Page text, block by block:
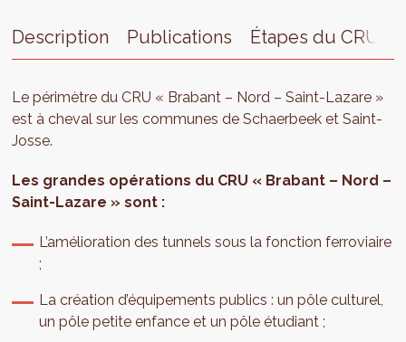
Description Publications Étapes du CRU
Le périmètre du CRU « Brabant – Nord – Saint-Lazare »
est à cheval sur les communes de Schaerbeek et Saint-
Josse.
Les grandes opérations du CRU « Brabant – Nord –
Saint-Lazare » sont :
L’amélioration des tunnels sous la fonction ferroviaire
;
La création d’équipements publics : un pôle culturel,
un pôle petite enfance et un pôle étudiant ;